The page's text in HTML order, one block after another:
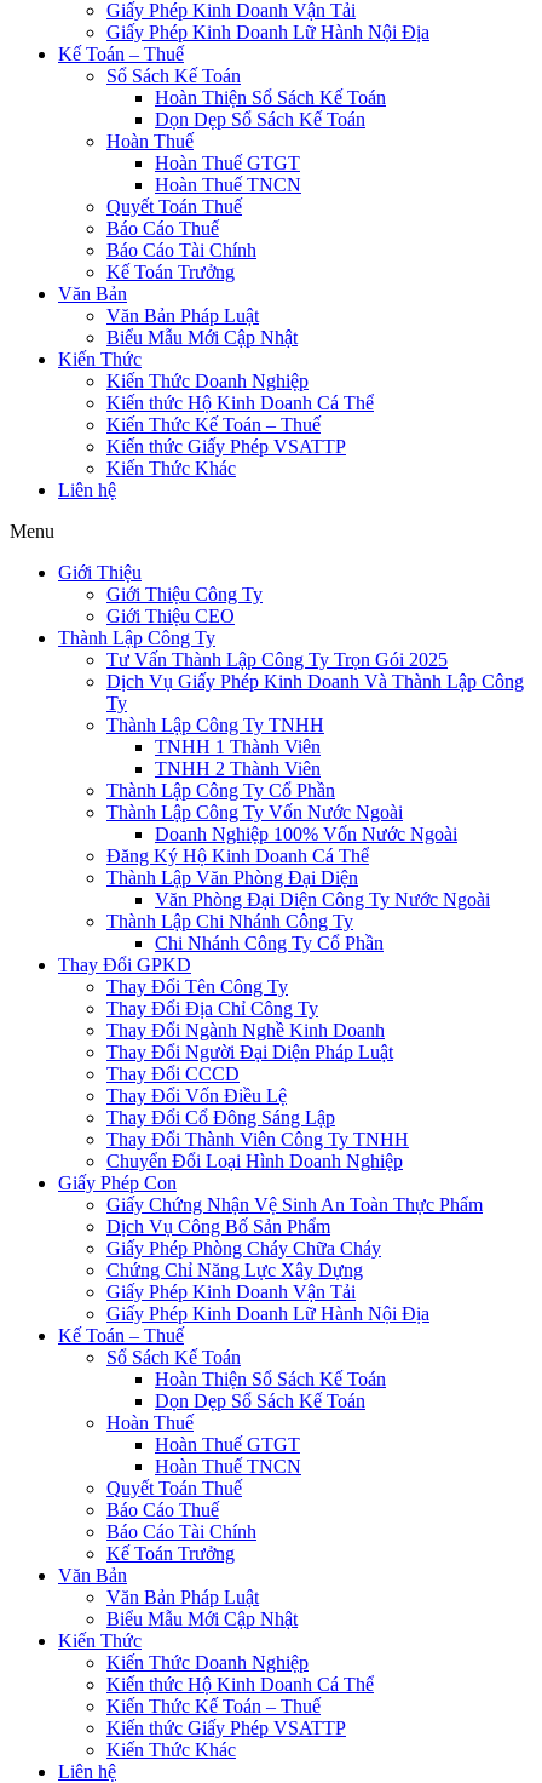
Giấy Phép Kinh Doanh Vận Tải
Giấy Phép Kinh Doanh Lữ Hành Nội Địa
Kế Toán – Thuế
Sổ Sách Kế Toán
Hoàn Thiện Sổ Sách Kế Toán
Dọn Dẹp Sổ Sách Kế Toán
Hoàn Thuế
Hoàn Thuế GTGT
Hoàn Thuế TNCN
Quyết Toán Thuế
Báo Cáo Thuế
Báo Cáo Tài Chính
Kế Toán Trưởng
Văn Bản
Văn Bản Pháp Luật
Biểu Mẫu Mới Cập Nhật
Kiến Thức
Kiến Thức Doanh Nghiệp
Kiến thức Hộ Kinh Doanh Cá Thể
Kiến Thức Kế Toán – Thuế
Kiến thức Giấy Phép VSATTP
Kiến Thức Khác
Liên hệ
Menu
Giới Thiệu
Giới Thiệu Công Ty
Giới Thiệu CEO
Thành Lập Công Ty
Tư Vấn Thành Lập Công Ty Trọn Gói 2025
Dịch Vụ Giấy Phép Kinh Doanh Và Thành Lập Công
Ty
Thành Lập Công Ty TNHH
TNHH 1 Thành Viên
TNHH 2 Thành Viên
Thành Lập Công Ty Cổ Phần
Thành Lập Công Ty Vốn Nước Ngoài
Doanh Nghiệp 100% Vốn Nước Ngoài
Đăng Ký Hộ Kinh Doanh Cá Thể
Thành Lập Văn Phòng Đại Diện
Văn Phòng Đại Diện Công Ty Nước Ngoài
Thành Lập Chi Nhánh Công Ty
Chi Nhánh Công Ty Cổ Phần
Thay Đổi GPKD
Thay Đổi Tên Công Ty
Thay Đổi Địa Chỉ Công Ty
Thay Đổi Ngành Nghề Kinh Doanh
Thay Đổi Người Đại Diện Pháp Luật
Thay Đổi CCCD
Thay Đổi Vốn Điều Lệ
Thay Đổi Cổ Đông Sáng Lập
Thay Đổi Thành Viên Công Ty TNHH
Chuyển Đổi Loại Hình Doanh Nghiệp
Giấy Phép Con
Giấy Chứng Nhận Vệ Sinh An Toàn Thực Phẩm
Dịch Vụ Công Bố Sản Phẩm
Giấy Phép Phòng Cháy Chữa Cháy
Chứng Chỉ Năng Lực Xây Dựng
Giấy Phép Kinh Doanh Vận Tải
Giấy Phép Kinh Doanh Lữ Hành Nội Địa
Kế Toán – Thuế
Sổ Sách Kế Toán
Hoàn Thiện Sổ Sách Kế Toán
Dọn Dẹp Sổ Sách Kế Toán
Hoàn Thuế
Hoàn Thuế GTGT
Hoàn Thuế TNCN
Quyết Toán Thuế
Báo Cáo Thuế
Báo Cáo Tài Chính
Kế Toán Trưởng
Văn Bản
Văn Bản Pháp Luật
Biểu Mẫu Mới Cập Nhật
Kiến Thức
Kiến Thức Doanh Nghiệp
Kiến thức Hộ Kinh Doanh Cá Thể
Kiến Thức Kế Toán – Thuế
Kiến thức Giấy Phép VSATTP
Kiến Thức Khác
Liên hệ